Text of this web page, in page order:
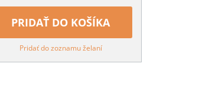
PRIDAŤ DO KOŠÍKA
Pridať do zoznamu želaní